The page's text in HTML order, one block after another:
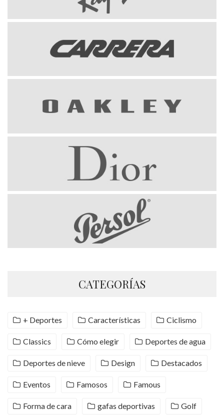
CATEGORÍAS
+ Deportes Características Ciclismo
Classics Cómo elegir Deportes de agua
Deportes de nieve Design Destacados
Eventos Famosos Famous
Forma de cara gafas deportivas Golf